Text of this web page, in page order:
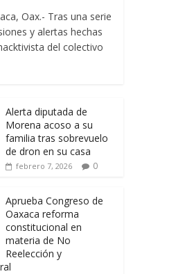
Oax.- Tras una serie
y alertas hechas
del colectivo
Alerta diputada de
Morena acoso a su
familia tras sobrevuelo
de dron en su casa
febrero 7, 2026 0
Aprueba Congreso de
Oaxaca reforma
constitucional en
materia de No
Reelección y